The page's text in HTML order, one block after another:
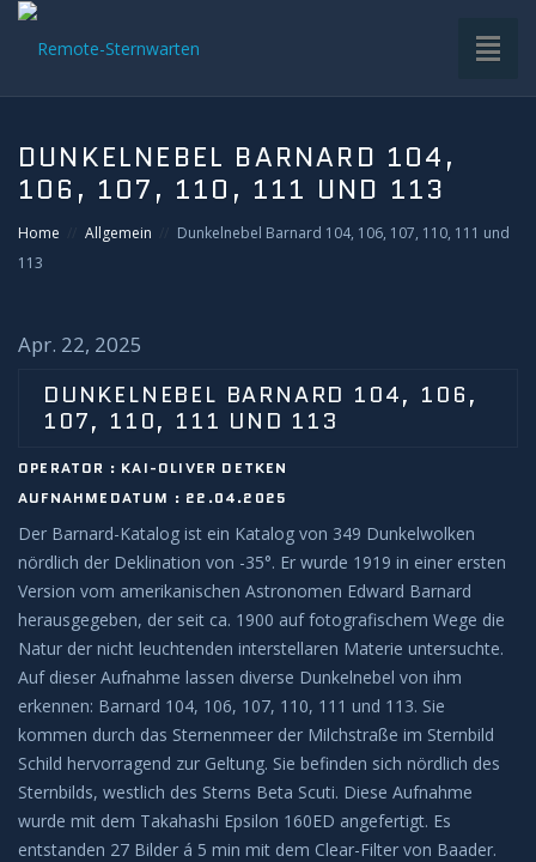
VDS-STERNWARTE
UNTERGRUPPEN
BETRIEB
BEOBACHTUNG
Galerie
Beobachtung Hochladen
Archiv
REMOTE-STERNWARTEN
DUNKELNEBEL BARNARD 104,
106, 107, 110, 111 UND 113
Home Allgemein
Dunkelnebel Barnard 104, 106, 107, 110, 111 und
113
Apr. 22, 2025
DUNKELNEBEL BARNARD 104, 106,
107, 110, 111 UND 113
OPERATOR : KAI-OLIVER DETKEN
AUFNAHMEDATUM : 22.04.2025
Der Barnard-Katalog ist ein Katalog von 349 Dunkelwolken
nördlich der Deklination von -35°. Er wurde 1919 in einer ersten
Version vom amerikanischen Astronomen Edward Barnard
herausgegeben, der seit ca. 1900 auf fotografischem Wege die
Natur der nicht leuchtenden interstellaren Materie untersuchte.
Auf dieser Aufnahme lassen diverse Dunkelnebel von ihm
erkennen: Barnard 104, 106, 107, 110, 111 und 113. Sie
kommen durch das Sternenmeer der Milchstraße im Sternbild
Schild hervorragend zur Geltung. Sie befinden sich nördlich des
Sternbilds, westlich des Sterns Beta Scuti. Diese Aufnahme
wurde mit dem Takahashi Epsilon 160ED angefertigt. Es
entstanden 27 Bilder á 5 min mit dem Clear-Filter von Baader.